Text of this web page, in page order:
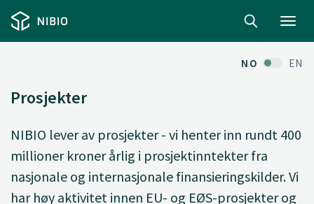
NO EN
Prosjekter
NIBIO lever av prosjekter - vi henter inn rundt 400
millioner kroner årlig i prosjektinntekter fra
nasjonale og internasjonale finansieringskilder. Vi
har høy aktivitet innen EU- og EØS-prosjekter og